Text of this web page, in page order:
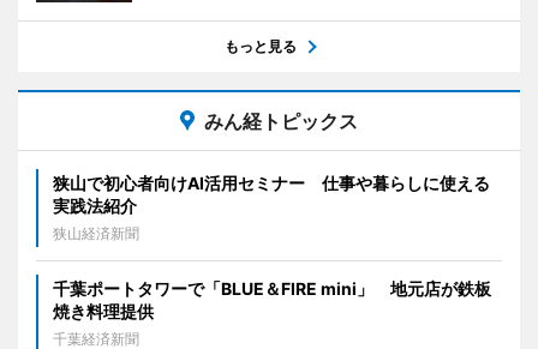
もっと見る
みん経トピックス
狭山で初心者向けAI活用セミナー 仕事や暮らしに使える
実践法紹介
狭山経済新聞
千葉ポートタワーで「BLUE＆FIRE mini」 地元店が鉄板
焼き料理提供
千葉経済新聞